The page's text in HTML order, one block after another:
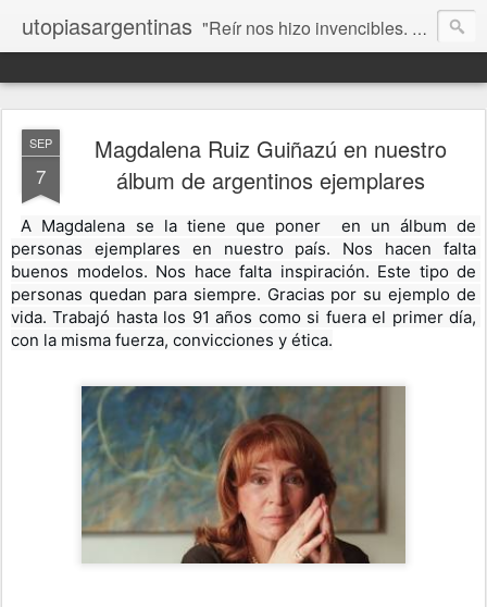
utopiasargentinas "Reír nos hizo invencibles. No como los que siempre ganan, sino como aquellos que no se rinden”. Frida Kahlo
SEP
7
Magdalena Ruiz Guiñazú en nuestro
álbum de argentinos ejemplares
A Magdalena se la tiene que poner  en un álbum de
personas ejemplares en nuestro país. Nos hacen falta
buenos modelos. Nos hace falta inspiración. Este tipo de
personas quedan para siempre. Gracias por su ejemplo de
vida. Trabajó hasta los 91 años como si fuera el primer día,
con la misma fuerza, convicciones y ética.